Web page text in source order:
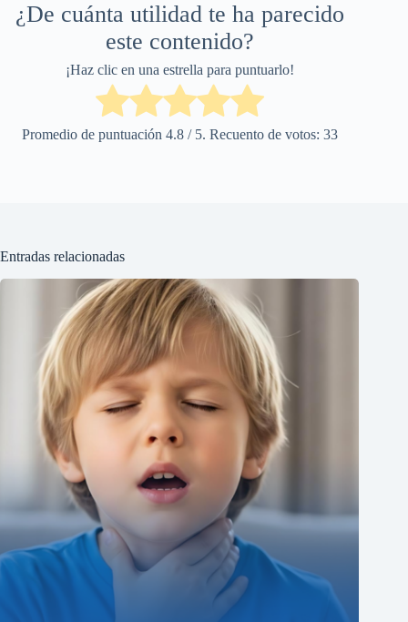
¿De cuánta utilidad te ha parecido
este contenido?
¡Haz clic en una estrella para puntuarlo!
Promedio de puntuación 4.8/ 5. Recuento de votos: 33
Entradas relacionadas